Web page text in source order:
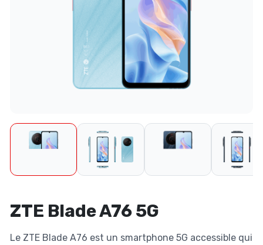
ZTE Blade A76 5G
Le ZTE Blade A76 est un smartphone 5G accessible qui